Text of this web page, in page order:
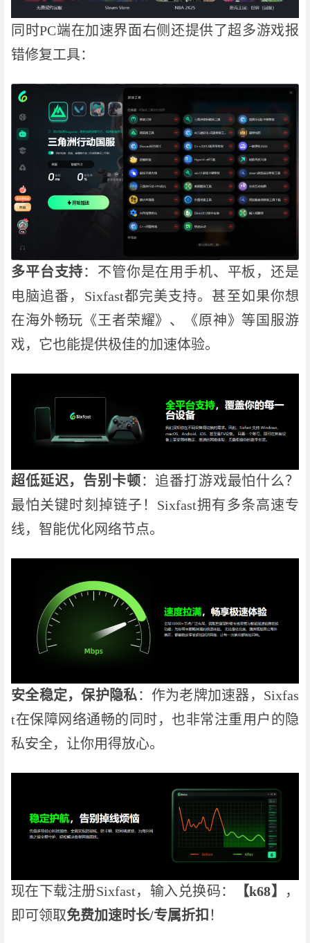
同时PC端在加速界面右侧还提供了超多游戏报
错修复工具：
多平台支持：不管你是在用手机、平板，还是
电脑追番，Sixfast都完美支持。甚至如果你想
在海外畅玩《王者荣耀》、《原神》等国服游
戏，它也能提供极佳的加速体验。
超低延迟，告别卡顿：追番打游戏最怕什么？
最怕关键时刻掉链子！Sixfast拥有多条高速专
线，智能优化网络节点。
安全稳定，保护隐私：作为老牌加速器，Sixfas
t在保障网络通畅的同时，也非常注重用户的隐
私安全，让你用得放心。
现在下载注册Sixfast，输入兑换码： 【k68】
，
即可领取免费加速时长/专属折扣 ！